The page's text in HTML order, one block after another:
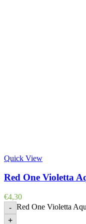
Quick View
Red One Violetta
€4,30
- Red One Violetta
+